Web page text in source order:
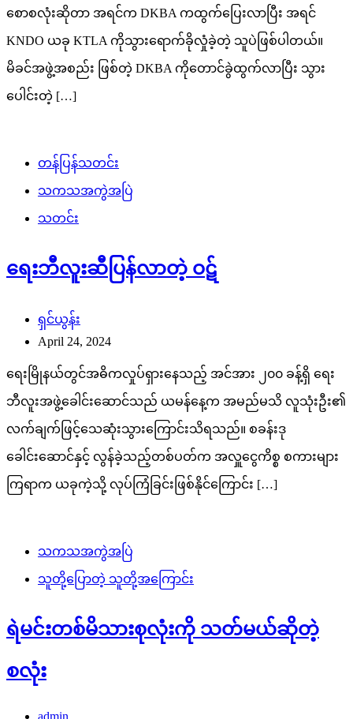
စောစလုံးဆိုတာ အရင်က DKBA ကထွက်ပြေးလာပြီး အရင်
KNDO ယခု KTLA ကိုသွားရောက်ခိုလှုံခဲ့တဲ့ သူပဲဖြစ်ပါတယ်။
မိခင်အဖွဲ့အစည်း ဖြစ်တဲ့ DKBA ကိုတောင်ခွဲထွက်လာပြီး သွား
ပေါင်းတဲ့ […]
တန်ပြန်သတင်း
သကသအကွဲအပြဲ
သတင်း
ရေးဘီလူးဆီပြန်လာတဲ့ ဝဋ်
ရှင်ယွန်း
April 24, 2024
ရေးမြိုနယ်တွင်အဓိကလှုပ်ရှားနေသည့် အင်အား ၂၀၀ ခန့်ရှိ ရေး
ဘီလူးအဖွဲ့ခေါင်းဆောင်သည် ယမန်နေ့က အမည်မသိ လူသုံးဦး၏
လက်ချက်ဖြင့်သေဆုံးသွားကြောင်းသိရသည်။ စခန်းဒု
ခေါင်းဆောင်နှင့် လွန်ခဲ့သည့်တစ်ပတ်က အလှူငွေကိစ္စ စကားများ
ကြရာက ယခုကဲ့သို့ လုပ်ကြံခြင်းဖြစ်နိုင်ကြောင်း […]
သကသအကွဲအပြဲ
သူတို့ပြောတဲ့ သူတို့အကြောင်း
ရဲမင်းတစ်မိသားစုလုံးကို သတ်မယ်ဆိုတဲ့
စလုံး
admin